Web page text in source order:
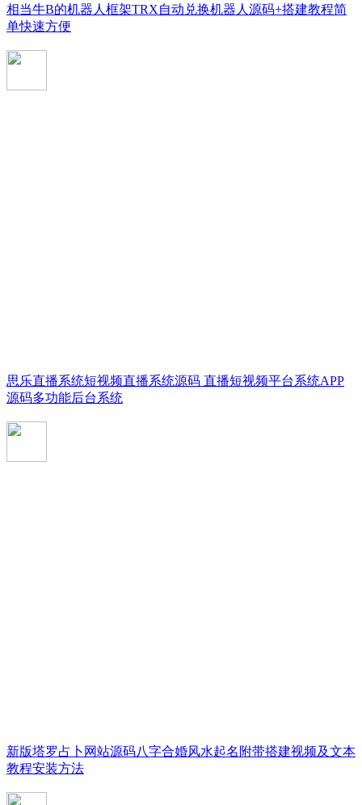
相当牛B的机器人框架TRX自动兑换机器人源码+搭建教程简
单快速方便
思乐直播系统短视频直播系统源码 直播短视频平台系统APP
源码多功能后台系统
新版塔罗占卜网站源码八字合婚风水起名附带搭建视频及文本
教程安装方法